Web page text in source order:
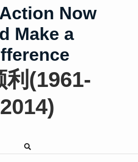
Now
Make a
利(1961-
2014)